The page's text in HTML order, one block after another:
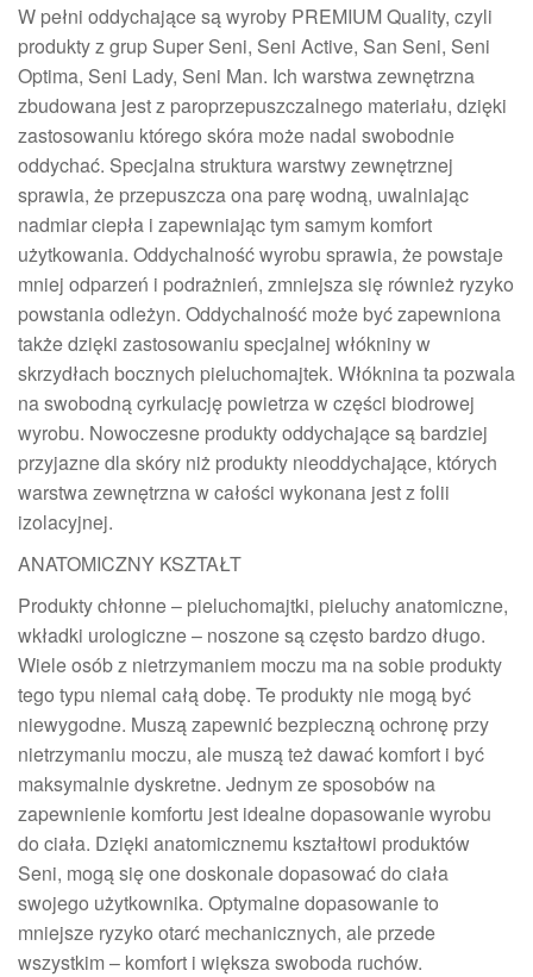
W pełni oddychające są wyroby PREMIUM Quality, czyli
produkty z grup Super Seni, Seni Active, San Seni, Seni
Optima, Seni Lady, Seni Man. Ich warstwa zewnętrzna
zbudowana jest z paroprzepuszczalnego materiału, dzięki
zastosowaniu którego skóra może nadal swobodnie
oddychać. Specjalna struktura warstwy zewnętrznej
sprawia, że przepuszcza ona parę wodną, uwalniając
nadmiar ciepła i zapewniając tym samym komfort
użytkowania. Oddychalność wyrobu sprawia, że powstaje
mniej odparzeń i podrażnień, zmniejsza się również ryzyko
powstania odleżyn. Oddychalność może być zapewniona
także dzięki zastosowaniu specjalnej włókniny w
skrzydłach bocznych pieluchomajtek. Włóknina ta pozwala
na swobodną cyrkulację powietrza w części biodrowej
wyrobu. Nowoczesne produkty oddychające są bardziej
przyjazne dla skóry niż produkty nieoddychające, których
warstwa zewnętrzna w całości wykonana jest z folii
izolacyjnej.
ANATOMICZNY KSZTAŁT
Produkty chłonne – pieluchomajtki, pieluchy anatomiczne,
wkładki urologiczne – noszone są często bardzo długo.
Wiele osób z nietrzymaniem moczu ma na sobie produkty
tego typu niemal całą dobę. Te produkty nie mogą być
niewygodne. Muszą zapewnić bezpieczną ochronę przy
nietrzymaniu moczu, ale muszą też dawać komfort i być
maksymalnie dyskretne. Jednym ze sposobów na
zapewnienie komfortu jest idealne dopasowanie wyrobu
do ciała. Dzięki anatomicznemu kształtowi produktów
Seni, mogą się one doskonale dopasować do ciała
swojego użytkownika. Optymalne dopasowanie to
mniejsze ryzyko otarć mechanicznych, ale przede
wszystkim – komfort i większa swoboda ruchów.